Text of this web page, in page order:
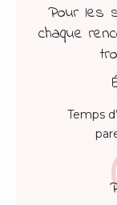
Pour les
chaque
Temps